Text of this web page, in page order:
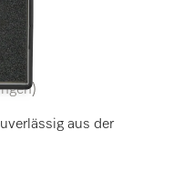
aus der